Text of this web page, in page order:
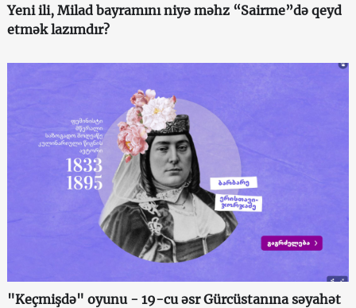
Yeni ili, Milad bayramını niyə məhz “Sairme”də qeyd
etmək lazımdır?
"Keçmişdə" oyunu - 19-cu əsr Gürcüstanına səyahət